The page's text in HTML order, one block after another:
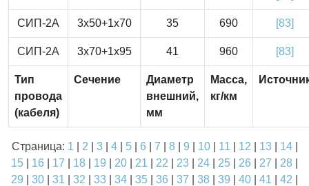
СИП-2А 3x50+1x70 35 690 [83]
СИП-2А 3x70+1x95 41 960 [83]
Тип
провода
(кабеля)
Сечение
Диаметр
внешний,
мм
Масса,
кг/км
Страница: 1 2 3| 4| 5| 6 7 8| 9 10| 11 12 13| 14|
15
16 17 18 19 20 21 22 23 24 25 26 27 28
29
30 31 32 33 34 35 36 37 38 39 40 41 42